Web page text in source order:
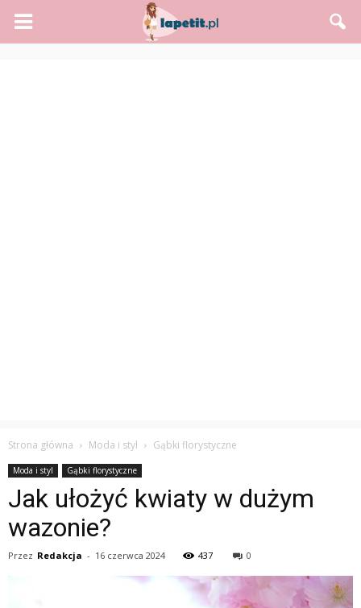
Strona główna Moda i styl Gąbki florystyczne
Moda i styl Gąbki florystyczne
Jak ułożyć kwiaty w dużym
wazonie?
Przez Redakcja - 16 czerwca 2024 437 0